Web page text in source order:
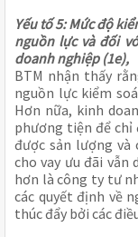
Yếu tố 5: Mức độ
nguồn lực và đối
doanh nghiệp (1e),
BTM nhận thấy
nguồn lực kiểm
Hơn nữa, kinh
phương tiện để chỉ
được sản lượng và
cho vay ưu đãi vẫn
hơn là công ty tư
các quyết định về
thúc đẩy bởi các